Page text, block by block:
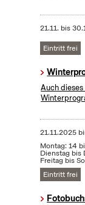
21.11. bis
Eintritt frei
Auch
21.11.2025
Montag: 14
Dienstag bis
Freitag bis
Eintritt frei